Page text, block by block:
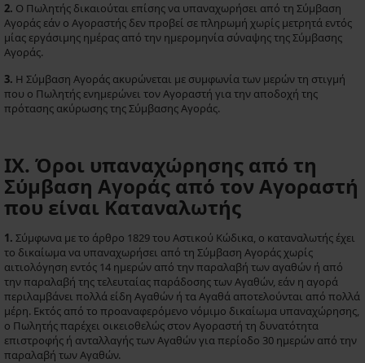
2. Ο Πωλητής δικαιούται επίσης να υπαναχωρήσει από τη Σύμβαση
Αγοράς εάν ο Αγοραστής δεν προβεί σε πληρωμή χωρίς μετρητά εντός
μίας εργάσιμης ημέρας από την ημερομηνία σύναψης της Σύμβασης
Αγοράς.
3. Η Σύμβαση Αγοράς ακυρώνεται με συμφωνία των μερών τη στιγμή
που ο Πωλητής ενημερώνει τον Αγοραστή για την αποδοχή της
πρότασης ακύρωσης της Σύμβασης Αγοράς.
IX. Όροι υπαναχώρησης από τη
Σύμβαση Αγοράς από τον Αγοραστή
που είναι Καταναλωτής
1. Σύμφωνα με το άρθρο 1829 του Αστικού Κώδικα, ο καταναλωτής έχει
το δικαίωμα να υπαναχωρήσει από τη Σύμβαση Αγοράς χωρίς
αιτιολόγηση εντός 14 ημερών από την παραλαβή των αγαθών ή από
την παραλαβή της τελευταίας παράδοσης των Αγαθών, εάν η αγορά
περιλαμβάνει πολλά είδη Αγαθών ή τα Αγαθά αποτελούνται από πολλά
μέρη. Εκτός από το προαναφερόμενο νόμιμο δικαίωμα υπαναχώρησης,
ο Πωλητής παρέχει οικειοθελώς στον Αγοραστή τη δυνατότητα
επιστροφής ή ανταλλαγής των Αγαθών για περίοδο 30 ημερών από την
παραλαβή των Αγαθών.